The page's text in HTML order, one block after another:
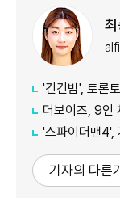
'긴긴밤', 토론
더보이즈, 9인 체
'스파이더맨4', 개
기자의 다른